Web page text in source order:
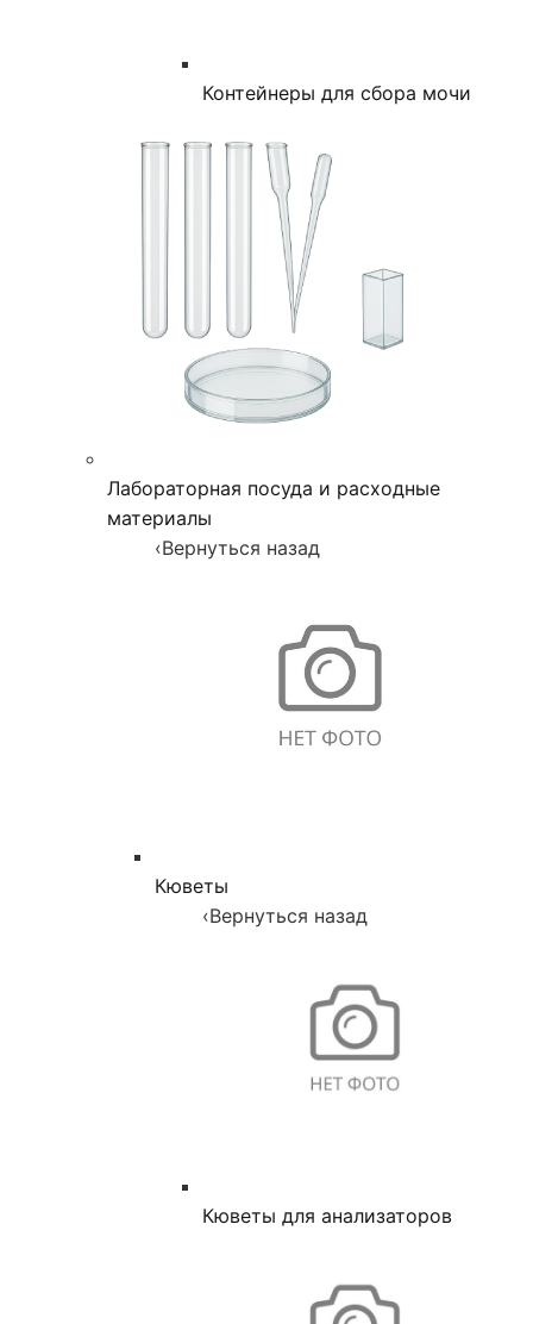
Контейнеры для сбора мочи
Лабораторная посуда и расходные
материалы
‹Вернуться назад
Кюветы
‹Вернуться назад
Кюветы для анализаторов